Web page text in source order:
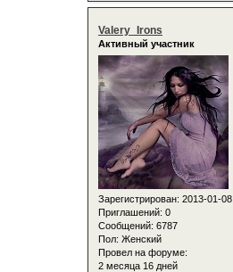
Valery_Irons
Активный участник
Зарегистрирован: 2013-01-08
Приглашений: 0
Сообщений: 6787
Пол: Женский
Провел на форуме:
2 месяца 16 дней